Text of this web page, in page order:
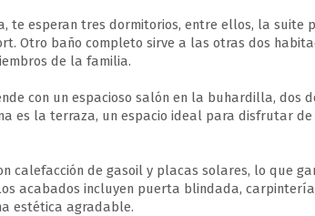
te esperan tres dormitorios, entre ellos, la suite
Otro baño completo sirve a las otras dos
de la familia.
con un espacioso salón en la buhardilla, dos
es la terraza, un espacio ideal para disfrutar
calefacción de gasoil y placas solares, lo que
acabados incluyen puerta blindada, carpintería
estética agradable.